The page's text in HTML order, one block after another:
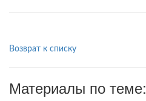
Возврат к списку
Материалы по теме: